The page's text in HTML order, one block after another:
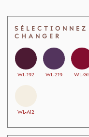
CHANGER
WL-192 WL-219 WL-G5
WL-A12